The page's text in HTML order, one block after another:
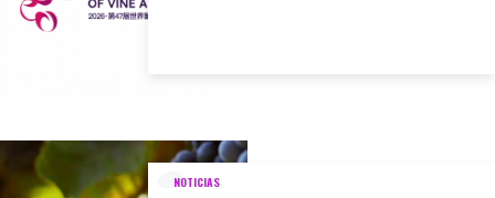
NOTICIAS